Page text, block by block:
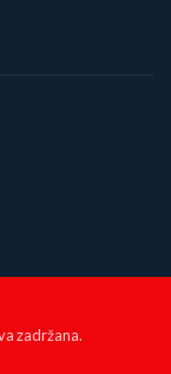
zadržana.